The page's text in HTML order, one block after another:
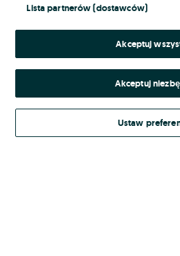
Kontynuując za pośrednictwem jednego z
Regulamin serwisu OLX.pl
Lista partnerów (dostawców)
Akceptuj
Akceptuj
Ustaw